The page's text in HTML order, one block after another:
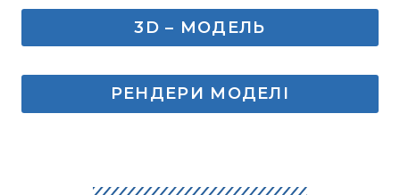
3D – МОДЕЛЬ
РЕНДЕРИ МОДЕЛІ